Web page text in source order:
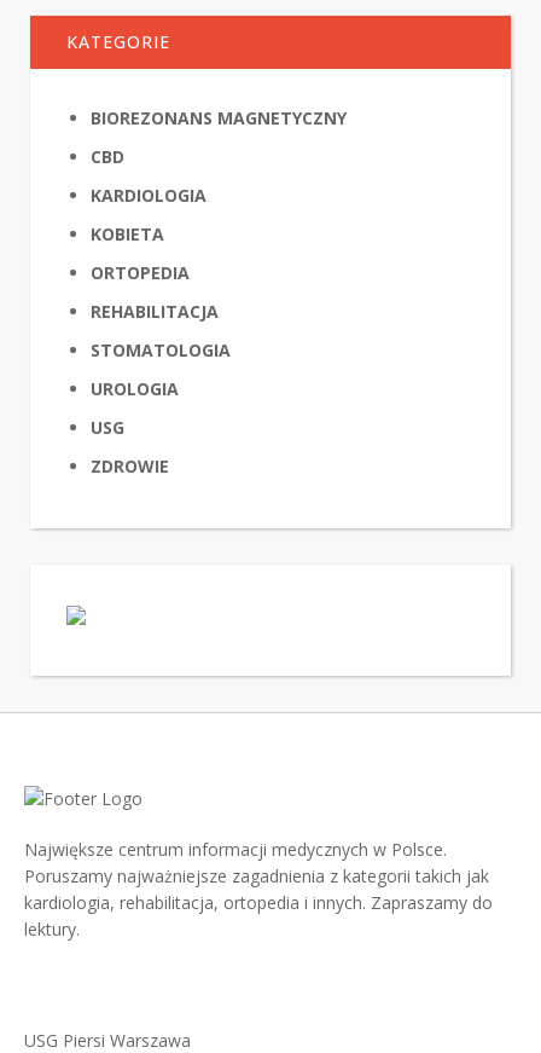
KATEGORIE
BIOREZONANS MAGNETYCZNY
CBD
KARDIOLOGIA
KOBIETA
ORTOPEDIA
REHABILITACJA
STOMATOLOGIA
UROLOGIA
USG
ZDROWIE
Największe centrum informacji medycznych w Polsce.
Poruszamy najważniejsze zagadnienia z kategorii takich jak
kardiologia, rehabilitacja, ortopedia i innych. Zapraszamy do
lektury.
USG Piersi Warszawa